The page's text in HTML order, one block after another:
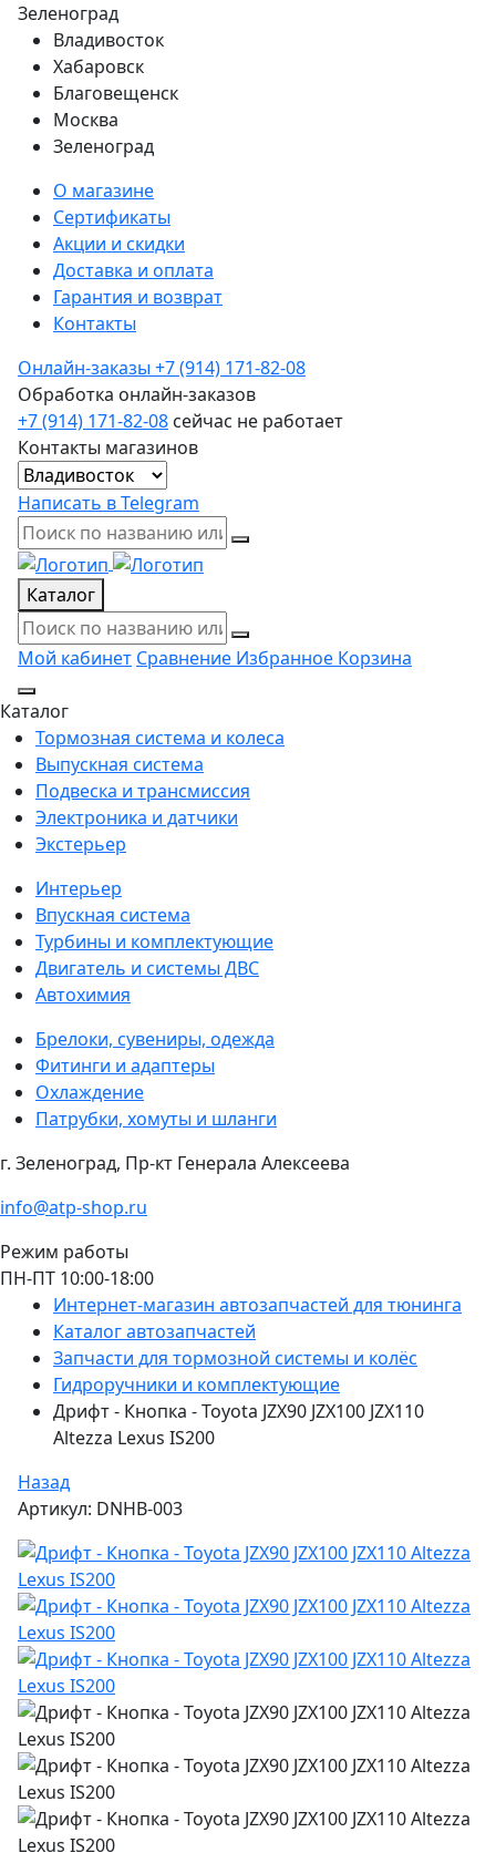
Зеленоград
Владивосток
Хабаровск
Благовещенск
Москва
Зеленоград
О магазине
Сертификаты
Акции и скидки
Доставка и оплата
Гарантия и возврат
Контакты
Онлайн-заказы +7 (914) 171-82-08
Обработка онлайн-заказов
+7 (914) 171-82-08 сейчас не работает
Контакты магазинов
Написать в Telegram
Каталог
Мой кабинет Сравнение Избранное Корзина
Каталог
Тормозная система и колеса
Выпускная система
Подвеска и трансмиссия
Электроника и датчики
Экстерьер
Интерьер
Впускная система
Турбины и комплектующие
Двигатель и системы ДВС
Автохимия
Брелоки, сувениры, одежда
Фитинги и адаптеры
Охлаждение
Патрубки, хомуты и шланги
г. Зеленоград, Пр-кт Генерала Алексеева
info@atp-shop.ru
Режим работы
ПН-ПТ 10:00-18:00
Интернет-магазин автозапчастей для тюнинга
Каталог автозапчастей
Запчасти для тормозной системы и колёс
Гидроручники и комплектующие
Дрифт - Кнопка - Toyota JZX90 JZX100 JZX110
Altezza Lexus IS200
Назад
Артикул: DNHB-003